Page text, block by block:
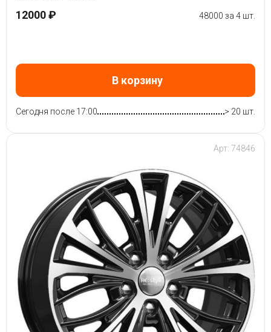
12000 ₽ 48000 за 4 шт.
В корзину
Сегодня после 17:00 > 20 шт.
Арт: 74846